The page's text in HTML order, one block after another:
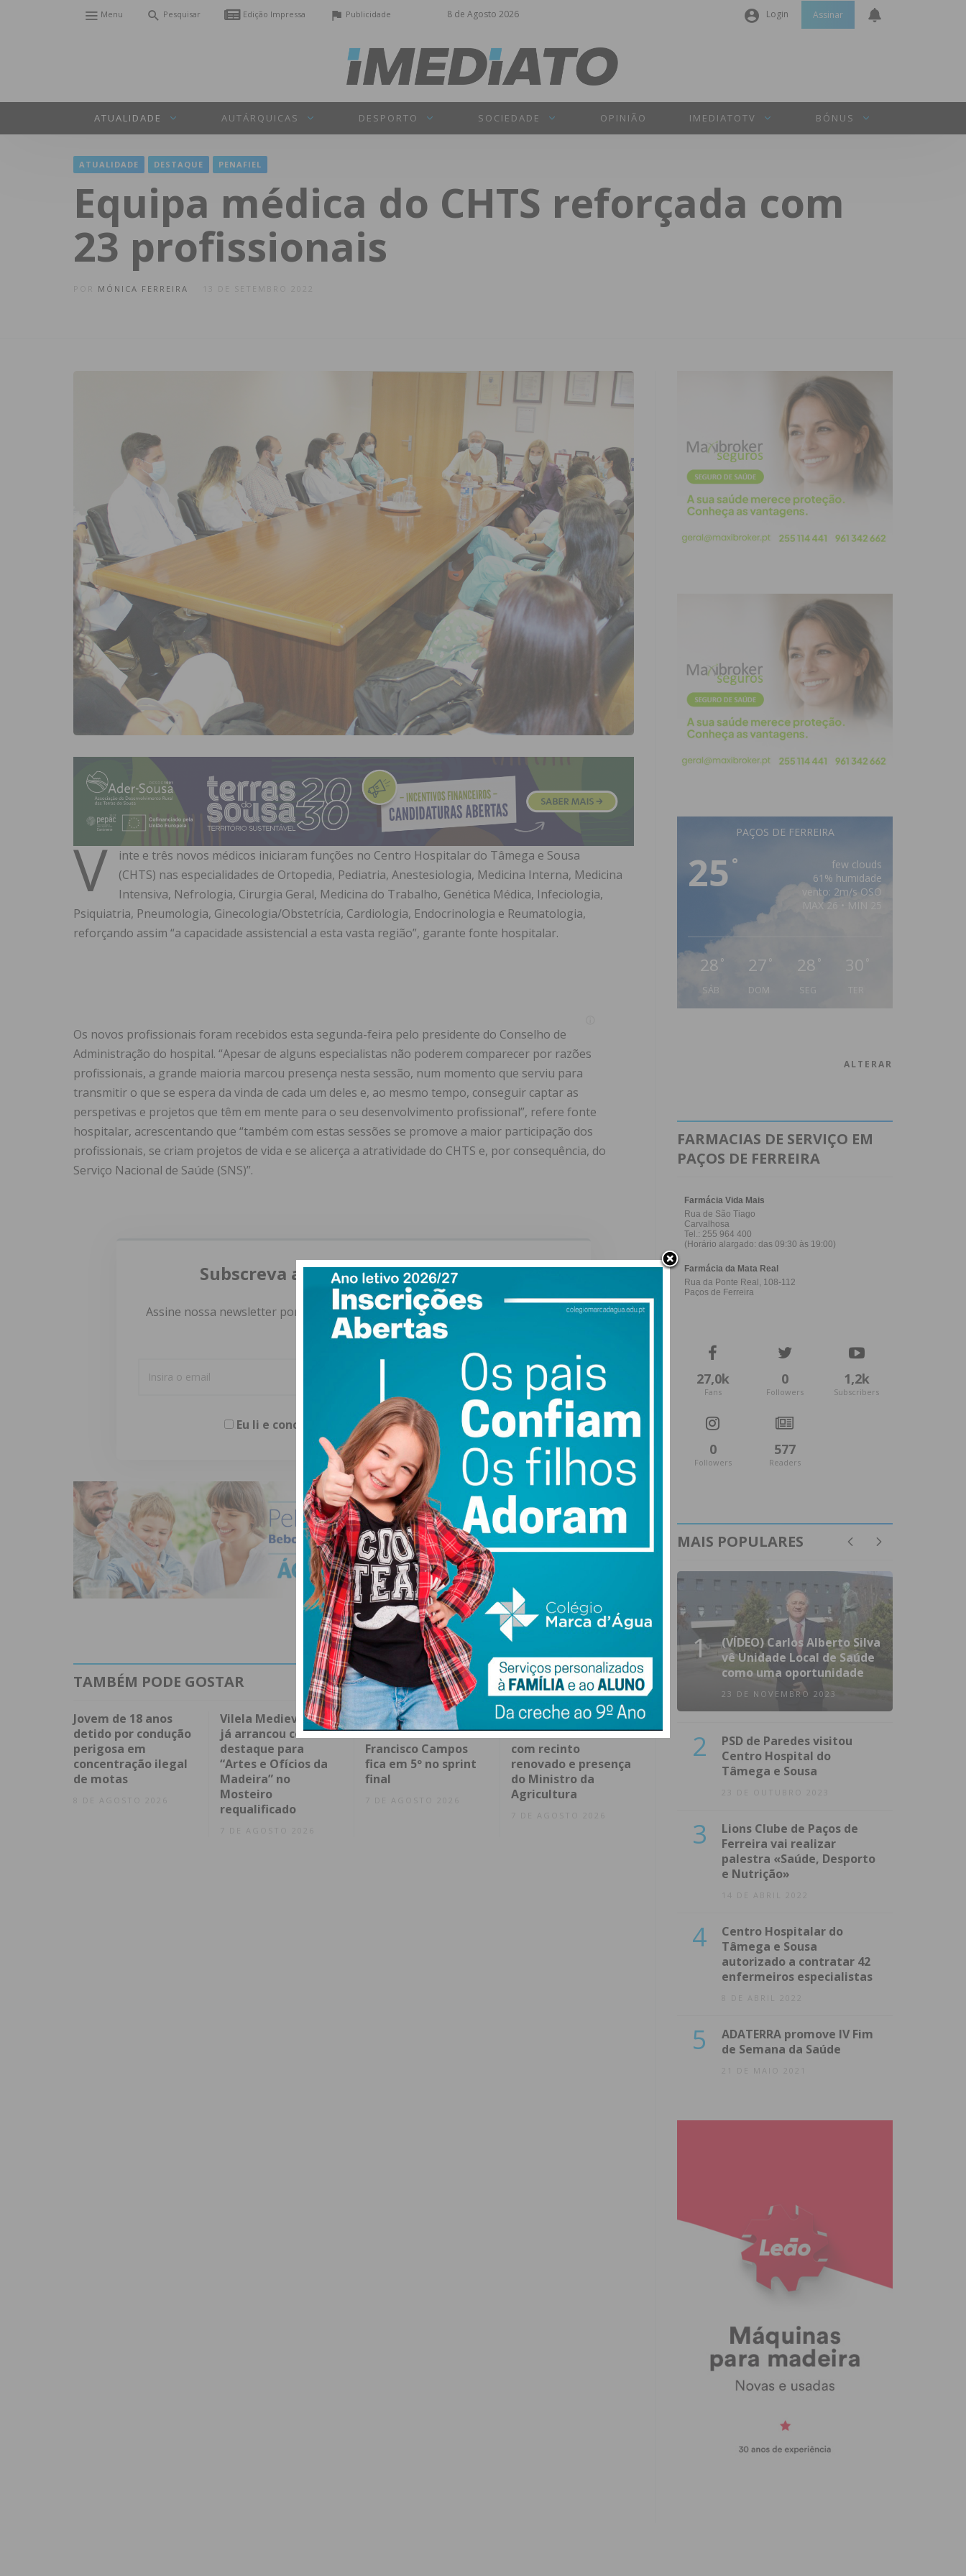
8 de Agosto 2026
Menu Pesquisar Edição Impressa Publicidade Login
Senha
INICIAR SESSÃO
Assinar
ATUALIDADE AUTÁRQUICAS DESPORTO SOCIEDADE OPINIÃO IMEDIATOTV BÓNUS
ATUALIDADE DESTAQUE PENAFIEL
Equipa médica do CHTS reforçada com
23 profissionais
MÓNICA FERREIRA 13 DE SETEMBRO 2022
V
inte e três novos médicos iniciaram funções no Centro Hospitalar do Tâmega e Sousa
(CHTS) nas especialidades de Ortopedia, Pediatria, Anestesiologia, Medicina Interna, Medicina
Intensiva, Nefrologia, Cirurgia Geral, Medicina do Trabalho, Genética Médica, Infeciologia,
Psiquiatria, Pneumologia, Ginecologia/Obstetrícia, Cardiologia, Endocrinologia e Reumatologia,
reforçando assim “a capacidade assistencial a esta vasta região”, garante fonte hospitalar.
Os novos profissionais foram recebidos esta segunda-feira pelo presidente do Conselho de
Administração do hospital. “Apesar de alguns especialistas não poderem comparecer por razões
profissionais, a grande maioria marcou presença nesta sessão, num momento que serviu para
transmitir o que se espera da vinda de cada um deles e, ao mesmo tempo, conseguir captar as
perspetivas e projetos que têm em mente para o seu desenvolvimento profissional”, refere fonte
hospitalar, acrescentando que “também com estas sessões se promove a maior participação dos
profissionais, se criam projetos de vida e se alicerça a atratividade do CHTS e, por consequência, do
Serviço Nacional de Saúde (SNS)”.
Subscreva a newsletter do Imediato
Assine nossa newsletter por e-mail e obtenha de forma regular a informação
atualizada.
Eu li e concordo com ostermos e condições
TAMBÉM PODE GOSTAR
Jovem de 18 anos
detido por condução
perigosa em
concentração ilegal
de motas
8 DE AGOSTO 2026
Vilela Medieval 2026
já arrancou com
destaque para
“Artes e Ofícios da
Madeira” no
Mosteiro
requalificado
7 DE AGOSTO 2026
Santiago Mesa vence
em Albufeira e
Francisco Campos
fica em 5º no sprint
final
7 DE AGOSTO 2026
AGRIVAL 2026
arranca em Penafiel
com recinto
renovado e presença
do Ministro da
Agricultura
7 DE AGOSTO 2026
PAÇOS DE FERREIRA
25 °
few clouds
61% humidade
vento: 2m/s OSO
MAX 26 • MIN 25
28 °
SÁB
27 °
DOM
28 °
SEG
30 °
ALTERAR
FARMACIAS DE SERVIÇO EM
PAÇOS DE FERREIRA
27,0k
Fans
0
Followers
1,2k
Subscribers
0
Followers
577
Readers
MAIS POPULARES
1
(VÍDEO) Carlos Alberto Silva
vê Unidade Local de Saúde
como uma oportunidade
23 DE NOVEMBRO 2023
2
PSD de Paredes visitou
Centro Hospital do
Tâmega e Sousa
23 DE OUTUBRO 2023
3
Lions Clube de Paços de
Ferreira vai realizar
palestra «Saúde, Desporto
e Nutrição»
14 DE ABRIL 2022
4
Centro Hospitalar do
Tâmega e Sousa
autorizado a contratar 42
enfermeiros especialistas
8 DE ABRIL 2022
5
ADATERRA promove IV Fim
de Semana da Saúde
21 DE MAIO 2021